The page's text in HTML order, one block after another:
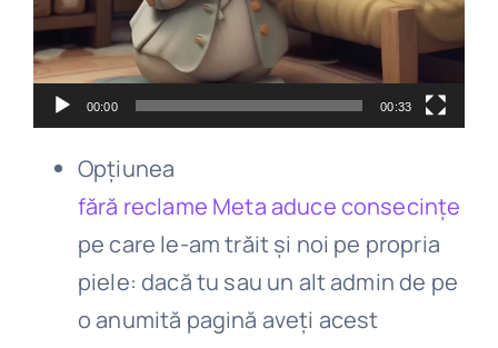
00:00 00:33
Opțiunea
fără reclame Meta aduce consecințe
pe care le-am trăit și noi pe propria
piele: dacă tu sau un alt admin de pe
o anumită pagină aveți acest